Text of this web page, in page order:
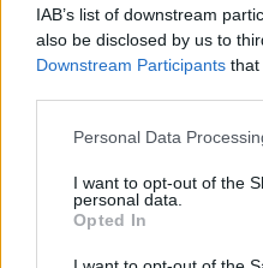
IAB’s list of downstream
also be disclosed by us to
Downstream Participants that
Personal Data
I want to opt-out of the
personal data.
Opted In
Ultimo giorno per
Maratona alle Poste
Tajani striglia le